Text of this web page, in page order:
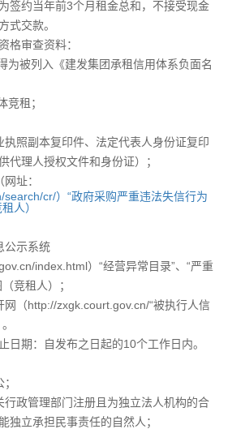
签约当年前3个月租金总和，不接受现金
式交款。
格审查资料：
为被列入《建发集团承租信用体系负面名
竞租；
执照副本复印件、法定代表人身份证复印
代理人授权文件和身份证）；
址：
cr/）“政府采购严重违法失信行为
人）
公示系统
index.html）“经营异常目录”、“严重
竞租人）；
网（http://zxgk.court.gov.cn/“被执行人信
日期：自发布之日起的10个工作日内。
行政管理部门注册且为独立法人机构的合
独立承担民事责任的自然人；